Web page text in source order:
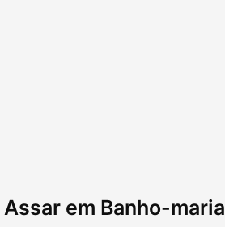
Assar em Banho-maria